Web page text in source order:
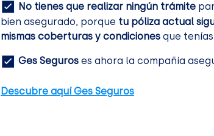
No tienes que realizar ningún trámite
bien asegurado, porque tu póliza actual
mismas coberturas y condiciones que
Ges Seguros es ahora la compañía
Descubre aquí Ges Seguros